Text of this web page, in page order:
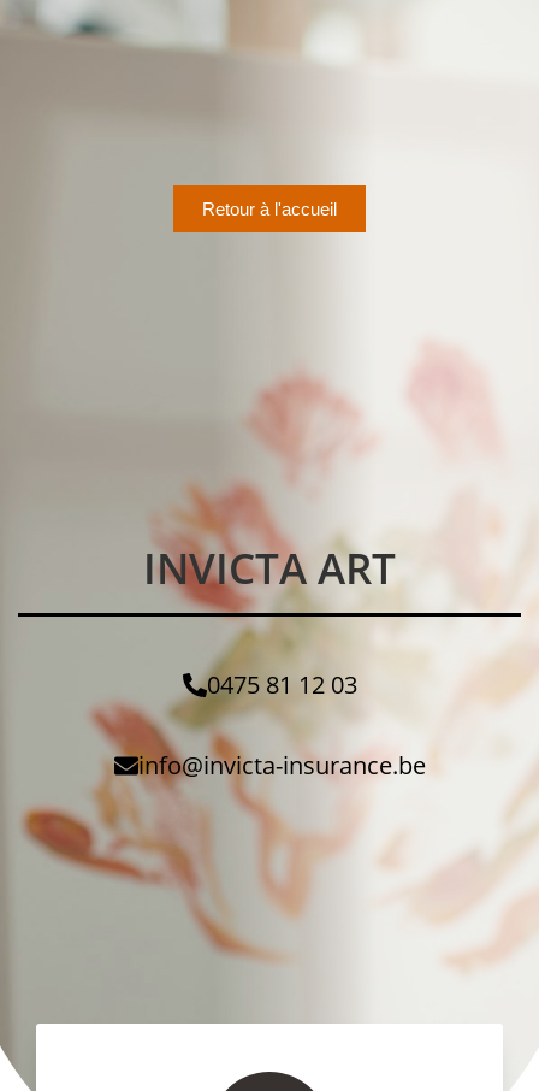
Retour à l'accueil
INVICTA ART
0475 81 12 03
info@invicta-insurance.be